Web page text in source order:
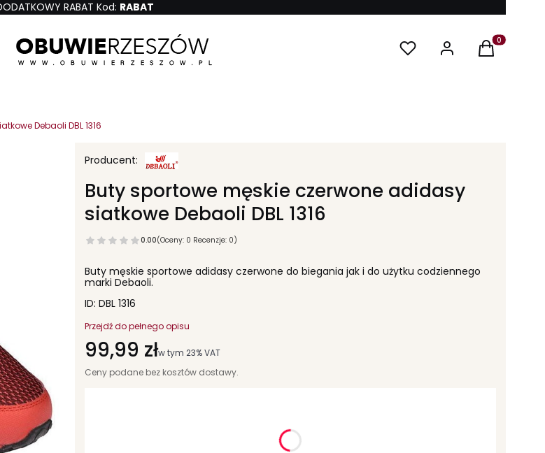
RABAT Kod: RABAT
Produkty w
Debaoli DBL 1316
Buty sportowe męskie czerwone adidasy
siatkowe Debaoli DBL 1316
0.00(Oceny: 0 Recenzje: 0)
Buty męskie sportowe adidasy czerwone do biegania jak i do użytku codziennego
marki Debaoli.
ID: DBL 1316
Przejdź do pełnego opisu
Cena
99,99 złw tym 23% VAT
w tym 23%VAT
Ceny podane bez kosztów dostawy.